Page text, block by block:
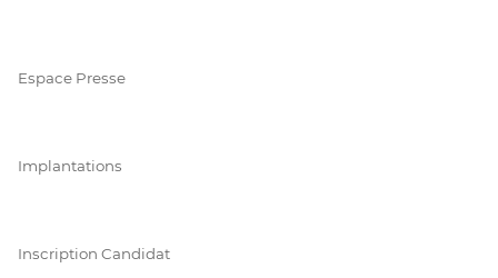
Espace Presse
Implantations
Inscription Candidat